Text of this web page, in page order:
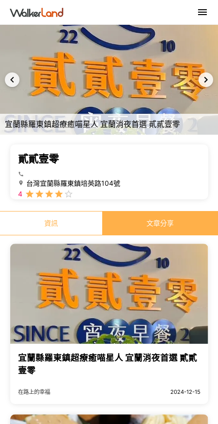
宜蘭縣羅東鎮超療癒喵星人 宜蘭消夜首選 貳貳壹零
貳貳壹零
台灣宜蘭縣羅東鎮培英路104號
4
資訊 文章分享
宜蘭縣羅東鎮超療癒喵星人 宜蘭消夜首選 貳貳
壹零
在路上的幸福 2024-12-15